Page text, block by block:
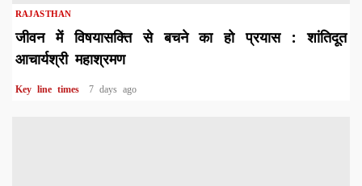
RAJASTHAN
जीवन में विषयासक्ति से बचने का हो प्रयास : शांतिदूत
आचार्यश्री महाश्रमण
Key line times 7 days ago